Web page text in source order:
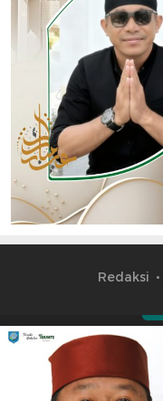
Redaksi